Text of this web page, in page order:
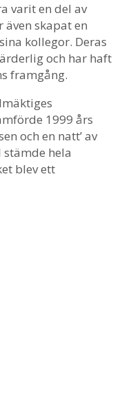
varit en del av
skapat en
kollegor. Deras
och har haft
framgång.
1999 års
och en natt’ av
hela
blev ett